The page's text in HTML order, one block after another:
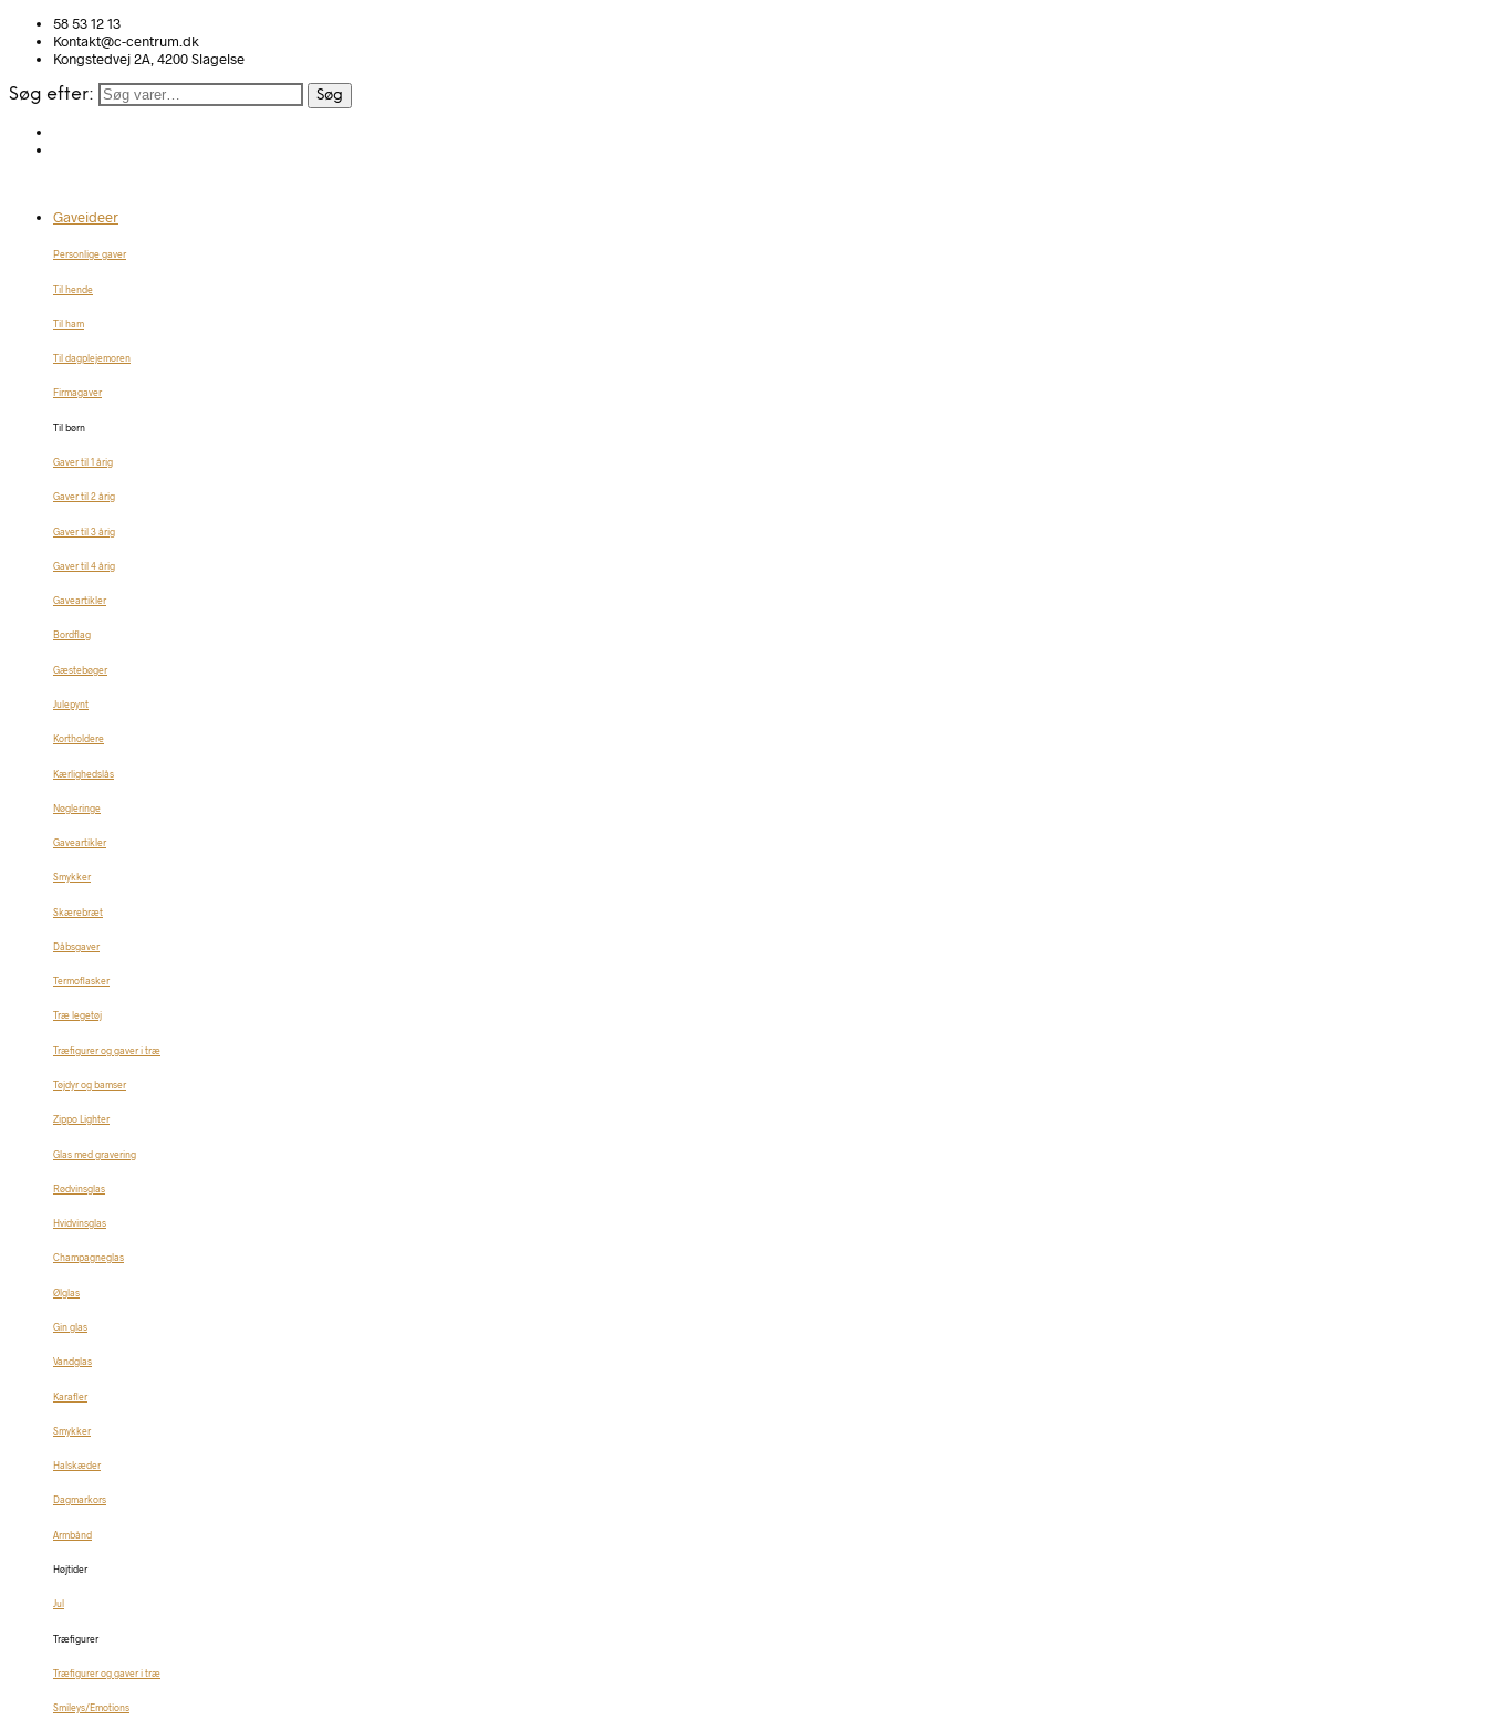
58 53 12 13
Kontakt@c-centrum.dk
Kongstedvej 2A, 4200 Slagelse
Søg efter: Søg
Gaveideer
Personlige gaver
Til hende
Til ham
Til dagplejemoren
Firmagaver
Til børn
Gaver til 1 årig
Gaver til 2 årig
Gaver til 3 årig
Gaver til 4 årig
Gaveartikler
Bordflag
Gæstebøger
Julepynt
Kortholdere
Kærlighedslås
Nøgleringe
Gaveartikler
Smykker
Skærebræt
Dåbsgaver
Termoflasker
Træ legetøj
Træfigurer og gaver i træ
Tøjdyr og bamser
Zippo Lighter
Glas med gravering
Rødvinsglas
Hvidvinsglas
Champagneglas
Ølglas
Gin glas
Vandglas
Karafler
Smykker
Halskæder
Dagmarkors
Armbånd
Højtider
Jul
Træfigurer
Træfigurer og gaver i træ
Smileys/Emotions